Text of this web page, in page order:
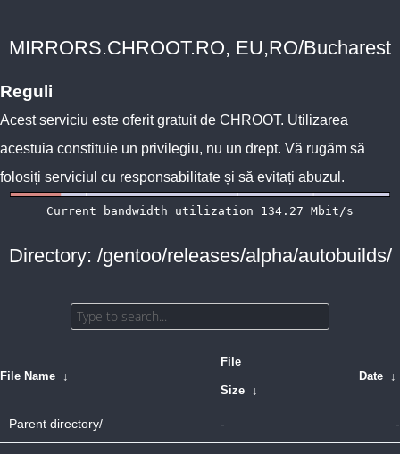
MIRRORS.CHROOT.RO, EU,RO/Bucharest
Reguli
Acest serviciu este oferit gratuit de CHROOT. Utilizarea
acestuia constituie un privilegiu, nu un drept. Vă rugăm să
folosiți serviciul cu responsabilitate și să evitați abuzul.
Directory: /gentoo/releases/alpha/autobuilds/
File Name ↓
File
Size ↓
Date ↓
Parent directory/ - -